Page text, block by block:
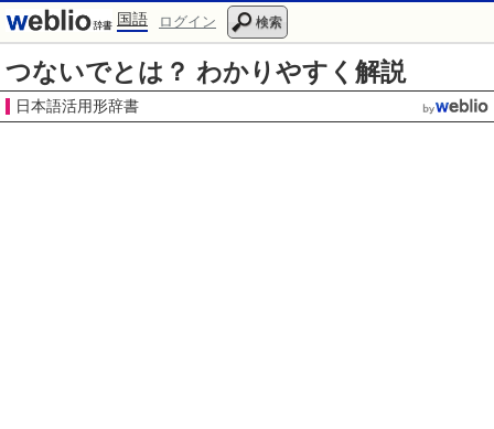
国語 ログイン 検索
つないでとは？ わかりやすく解説
日本語活用形辞書